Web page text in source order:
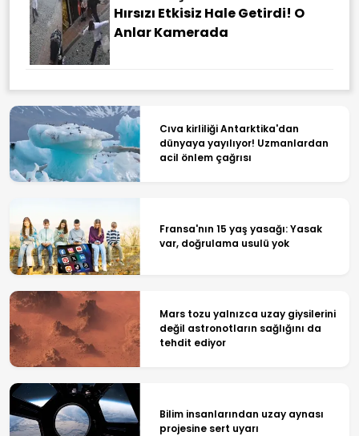
Hırsızı Etkisiz Hale Getirdi! O
Anlar Kamerada
Cıva kirliliği Antarktika'dan
dünyaya yayılıyor! Uzmanlardan
acil önlem çağrısı
Fransa'nın 15 yaş yasağı: Yasak
var, doğrulama usulü yok
Mars tozu yalnızca uzay giysilerini
değil astronotların sağlığını da
tehdit ediyor
Bilim insanlarından uzay aynası
projesine sert uyarı